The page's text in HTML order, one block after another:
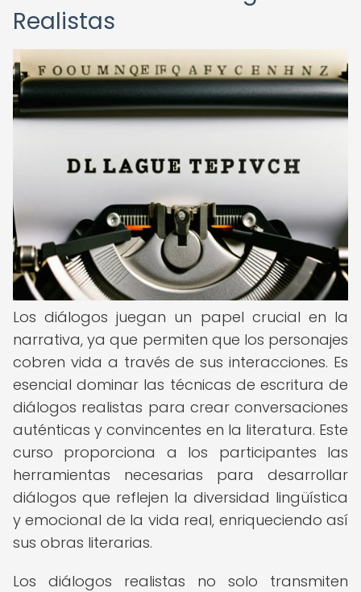
Realistas
Los diálogos juegan un papel crucial en la
narrativa, ya que permiten que los personajes
cobren vida a través de sus interacciones. Es
esencial dominar las técnicas de escritura de
diálogos realistas para crear conversaciones
auténticas y convincentes en la literatura. Este
curso proporciona a los participantes las
herramientas necesarias para desarrollar
diálogos que reflejen la diversidad lingüística
y emocional de la vida real, enriqueciendo así
sus obras literarias.
Los diálogos realistas no solo transmiten